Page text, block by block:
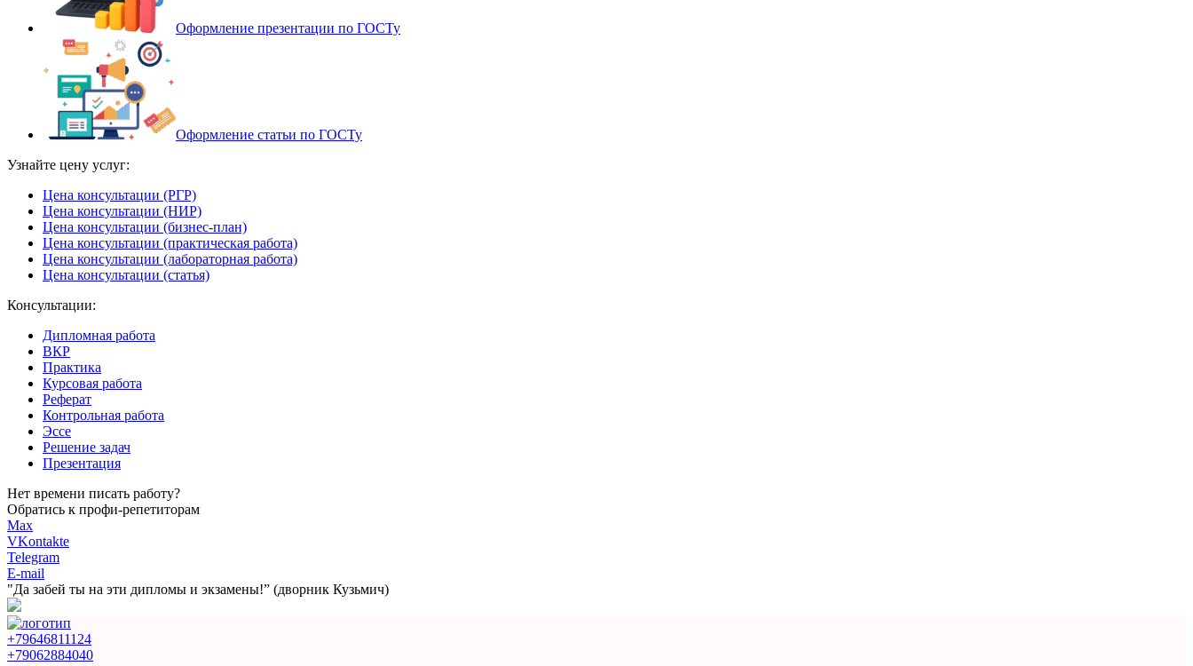
Оформление презентации по ГОСТу
Оформление статьи по ГОСТу
Узнайте цену услуг:
Цена консультации (РГР)
Цена консультации (НИР)
Цена консультации (бизнес-план)
Цена консультации (практическая работа)
Цена консультации (лабораторная работа)
Цена консультации (статья)
Консультации:
Дипломная работа
ВКР
Практика
Курсовая работа
Реферат
Контрольная работа
Эссе
Решение задач
Презентация
Нет времени писать работу?
Обратись к профи-репетиторам
Max
VKontakte
Telegram
E-mail
"Да забей ты на эти дипломы и экзамены!” (дворник Кузьмич)
+79646811124
+79062884040